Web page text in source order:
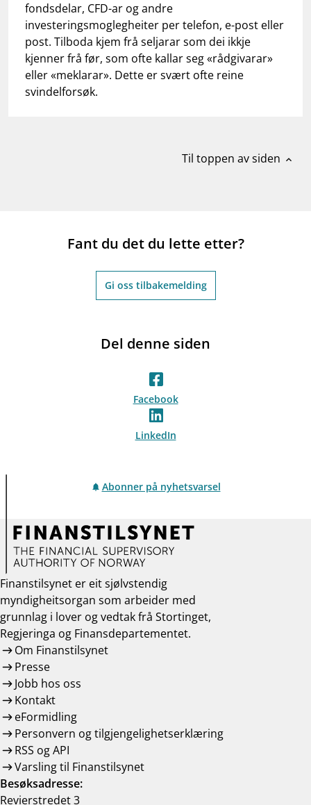
fondsdelar, CFD-ar og andre
investeringsmoglegheiter per telefon, e-post eller
post. Tilboda kjem frå seljarar som dei ikkje
kjenner frå før, som ofte kallar seg «rådgivarar»
eller «meklarar». Dette er svært ofte reine
svindelforsøk.
Til toppen av siden expand_less
Fant du det du lette etter?
Gi oss tilbakemelding
Del denne siden
Facebook
LinkedIn
Abonner på nyhetsvarsel
Finanstilsynet er eit sjølvstendig
myndigheitsorgan som arbeider med
grunnlag i lover og vedtak frå Stortinget,
Regjeringa og Finansdepartementet.
Om Finanstilsynet
Presse
Jobb hos oss
Kontakt
eFormidling
Personvern og tilgjengelighetserklæring
RSS og API
Varsling til Finanstilsynet
Besøksadresse:
Revierstredet 3